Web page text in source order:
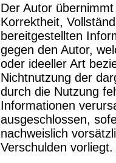
Der Autor
Korrektheit,
bereitgestellten
gegen den Autor,
oder ideeller Art
Nichtnutzung der
durch die Nutzung
Informationen
ausgeschlossen,
nachweislich
Verschulden vorliegt.